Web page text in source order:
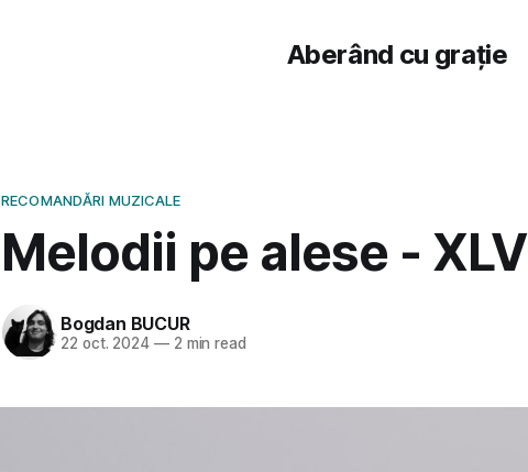
Aberând cu grație
RECOMANDĂRI MUZICALE
Melodii pe alese - XLV
Bogdan BUCUR
22 oct. 2024 —2 min read